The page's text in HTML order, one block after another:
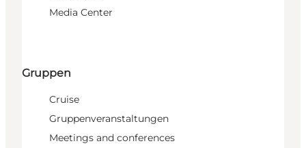
Media Center
Gruppen
Cruise
Gruppenveranstaltungen
Meetings and conferences